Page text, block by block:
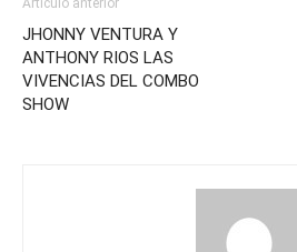
Artículo anterior
JHONNY VENTURA Y
ANTHONY RIOS LAS
VIVENCIAS DEL COMBO
SHOW